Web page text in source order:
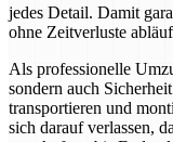
jedes Detail. Damit
ohne Zeitverluste
Als professionelle
sondern auch
transportieren und
sich darauf verlassen,